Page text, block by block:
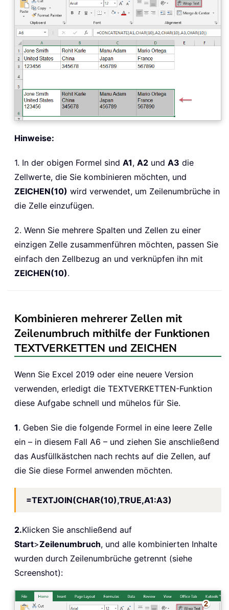
Hinweise:
1. In der obigen Formel sind A1, A2 und A3 die
Zellwerte, die Sie kombinieren möchten, und
ZEICHEN(10) wird verwendet, um Zeilenumbrüche in
die Zelle einzufügen.
2. Wenn Sie mehrere Spalten und Zellen zu einer
einzigen Zelle zusammenführen möchten, passen Sie
einfach den Zellbezug an und verknüpfen ihn mit
ZEICHEN(10).
Kombinieren mehrerer Zellen mit
Zeilenumbruch mithilfe der Funktionen
TEXTVERKETTEN und ZEICHEN
Wenn Sie Excel 2019 oder eine neuere Version
verwenden, erledigt die TEXTVERKETTEN-Funktion
diese Aufgabe schnell und mühelos für Sie.
1. Geben Sie die folgende Formel in eine leere Zelle
ein – in diesem Fall A6 – und ziehen Sie anschließend
das Ausfüllkästchen nach rechts auf die Zellen, auf
die Sie diese Formel anwenden möchten.
=TEXTJOIN(CHAR(10),TRUE,A1:A3)
2.Klicken Sie anschließend auf
Start>Zeilenumbruch, und alle kombinierten Inhalte
wurden durch Zeilenumbrüche getrennt (siehe
Screenshot):